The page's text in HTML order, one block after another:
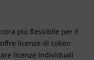
più flessibile per il
licenze di token
licenze individuali